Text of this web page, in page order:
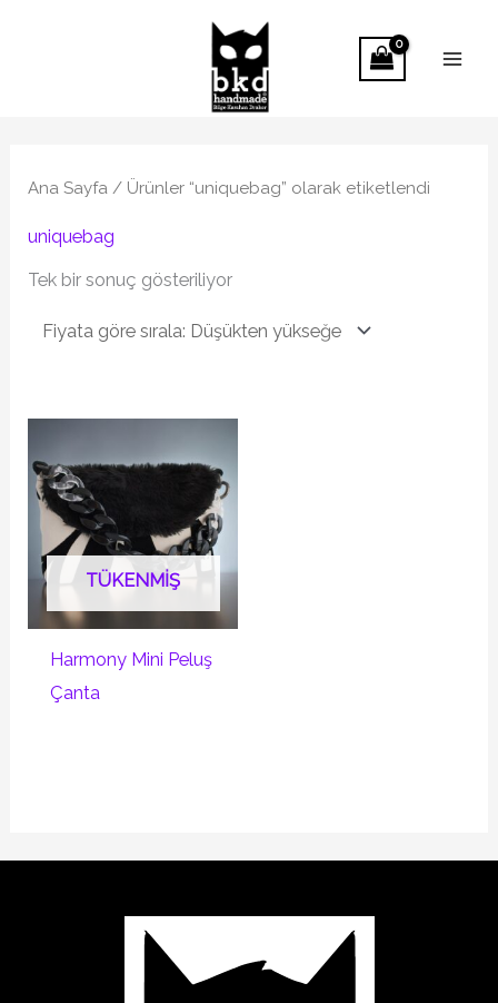
Ana Sayfa / Ürünler “uniquebag” olarak etiketlendi
uniquebag
Tek bir sonuç gösteriliyor
TÜKENMIŞ
Harmony Mini Peluş
Çanta